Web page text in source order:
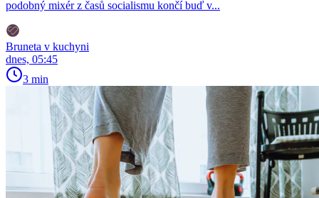
podobný mixér z časů socialismu končí buď v...
Bruneta v kuchyni
dnes, 05:45
3 min